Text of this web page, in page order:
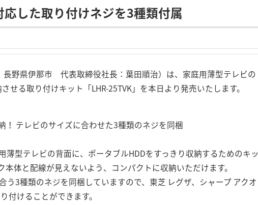
した取り付けネジを3種類付属
長野県伊那市 代表取締役社長：葉田順治）は、家庭用薄型テレビの
せる取り付けキット「LHR-25TVK」を本日より発売いたします。
テレビのサイズに合わせた3種類のネジを同梱
薄型テレビの背面に、ポータブルHDDをすっきり収納するためのキッ
体と配線が見えないよう、コンパクトに収納いただけます。
3種類のネジを同梱していますので、東芝 レグザ、シャープ アクオ
付けることができます。